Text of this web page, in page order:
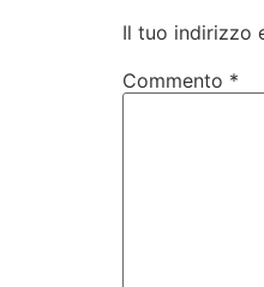
Il tuo indirizzo
Commento *